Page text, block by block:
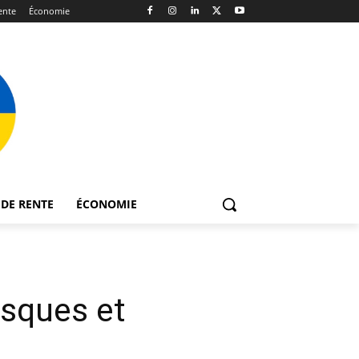
Économie
RENTE ÉCONOMIE
et